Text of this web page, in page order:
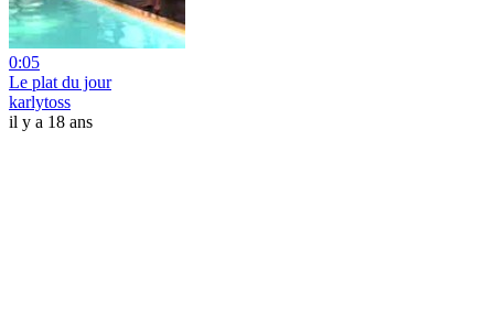
0:05
Le plat du jour
karlytoss
il y a 18 ans